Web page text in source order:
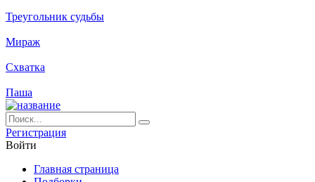
Треугольник судьбы
Мираж
Схватка
Паша
Ре­ги­ст­ра­ция
Вой­ти
Глав­ная стра­ни­ца